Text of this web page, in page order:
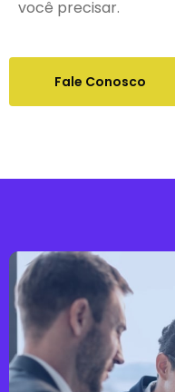
você precisar.
Fale Conosco